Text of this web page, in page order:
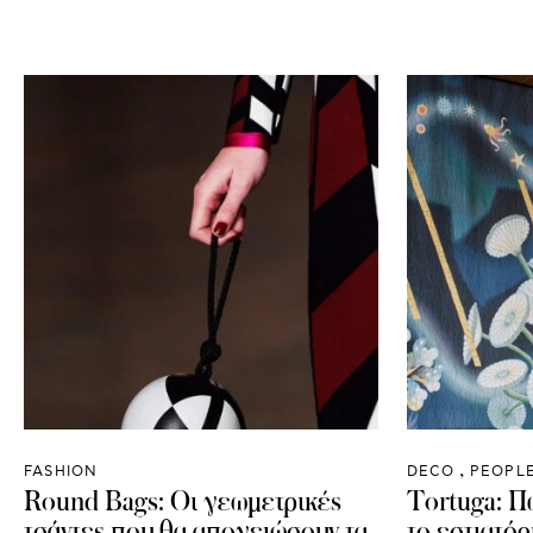
FASHION
Round Bags: Οι γεωμετρικές
DECO
Tortuga: